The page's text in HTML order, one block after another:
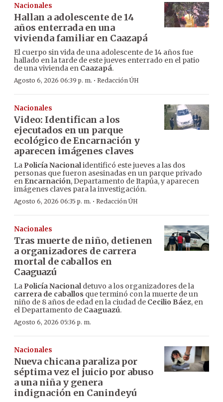
Nacionales
Hallan a adolescente de 14
años enterrada en una
vivienda familiar en Caazapá
El cuerpo sin vida de una adolescente de 14 años fue
hallado en la tarde de este jueves enterrado en el patio
de una vivienda en Caazapá.
Agosto 6, 2026 06:39 p. m. · Redacción ÚH
Nacionales
Video: Identifican a los
ejecutados en un parque
ecológico de Encarnación y
aparecen imágenes claves
La Policía Nacionalidentificó este jueves a las dos
personas que fueron asesinadas en un parque privado
en Encarnación, Departamento de Itapúa, y aparecen
imágenes claves para la investigación.
Agosto 6, 2026 06:35 p. m. · Redacción ÚH
Nacionales
Tras muerte de niño, detienen
a organizadores de carrera
mortal de caballos en
Caaguazú
La Policía Nacionaldetuvo a los organizadores de la
carrera de caballos que terminó con la muerte de un
niño de 8 años de edad en la ciudad de Cecilio Báez, en
el Departamento de Caaguazú.
Agosto 6, 2026 05:36 p. m.
Nacionales
Nueva chicana paraliza por
séptima vez el juicio por abuso
a una niña y genera
indignación en Canindeyú